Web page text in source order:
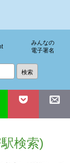
みんなの
電子署名
検索)